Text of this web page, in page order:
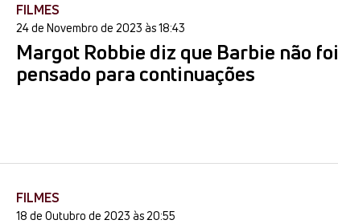
FILMES
24 de Novembro de 2023 às 18:43
Margot Robbie diz que Barbie não foi
pensado para continuações
FILMES
18 de Outubro de 2023 às 20:55